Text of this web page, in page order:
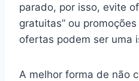
parado, por isso, evite
gratuitas” ou
ofertas podem ser uma
A melhor forma de não